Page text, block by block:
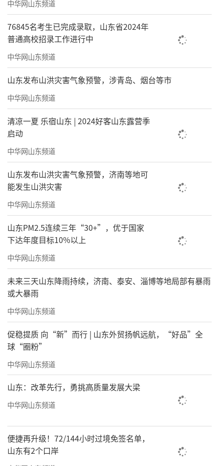
国美术学院油画系助教研修班，2006年被中央
美术学院油画系接受为高级访问学者，师从戴
士和先生，现为浙江师范大学美术学院教授、
硕士研究生导师、写意当代油画工作室主任，
系中国当代写意油画的代表性画家，浙江省新
世纪151人才，浙江省油画家协会常务理事，浙
江省色彩教育协会理事，《美术报》品牌专
栏“尖峰视角”特约主笔，雅昌艺术网专栏艺
术家，先后赴韩国、意大利、匈牙利、奥地
利、梵蒂冈、法国、捷克、德国、斯洛伐克、
坦桑尼亚、南非、日本等国家进行艺术交流、
考察和创作写生，曾经在中央美术学院美术馆
等地成功举办六次个人油画展，近百件作品入
选各级各类美术展览及获奖，代表作为：《红
色的休止符》《遮蔽》《石凳的故事》《老
街》《矮屋里》《一弯蓝天》《返乡游记》
《罗汉亭记》《千年夫妻树》《登高望月》
《书圣故里》《游埠早茶》等，大量作品曾赴
纽约东方画廊、巴黎圣殿艺术展览中心、东京
艺术大学、韩国庆熙大学、多伦多嘉华画廊、
布达佩斯六区Eötvös文化宫、南非、达累斯萨
拉姆大学、香港博雅美术馆等地展出，数百件
作品发表于国内外期刊上，出版有《登高望月-
宋永进当代油画作品集》《线的日记-宋永进当
代速写集》、《回望-宋永进当代油画作品集》
《遮蔽-宋永进油画作品集》《宋永进的色彩艺
术》《宋永进人物速写集》和《速写》等个人
画册和专著，大批作品被巴黎圣殿艺术中心、
匈牙利国家美术大学、达累斯萨拉姆大学、香
中华网山东频道
76845名考生已完成录取，山东省2024年
普通高校招录工作进行中
中华网山东频道
山东发布山洪灾害气象预警，涉青岛、烟台等市
中华网山东频道
清凉一夏 乐宿山东 | 2024好客山东露营季
启动
中华网山东频道
山东发布山洪灾害气象预警，济南等地可
能发生山洪灾害
中华网山东频道
山东PM2.5连续三年“30+”，优于国家
下达年度目标10%以上
中华网山东频道
未来三天山东降雨持续，济南、泰安、淄博等地局部有暴雨
或大暴雨
中华网山东频道
促稳提质 向“新”而行 | 山东外贸扬帆远航，“好品”全
球“圈粉”
中华网山东频道
山东：改革先行，勇挑高质量发展大梁
中华网山东频道
便捷再升级！72/144小时过境免签名单，
山东有2个口岸